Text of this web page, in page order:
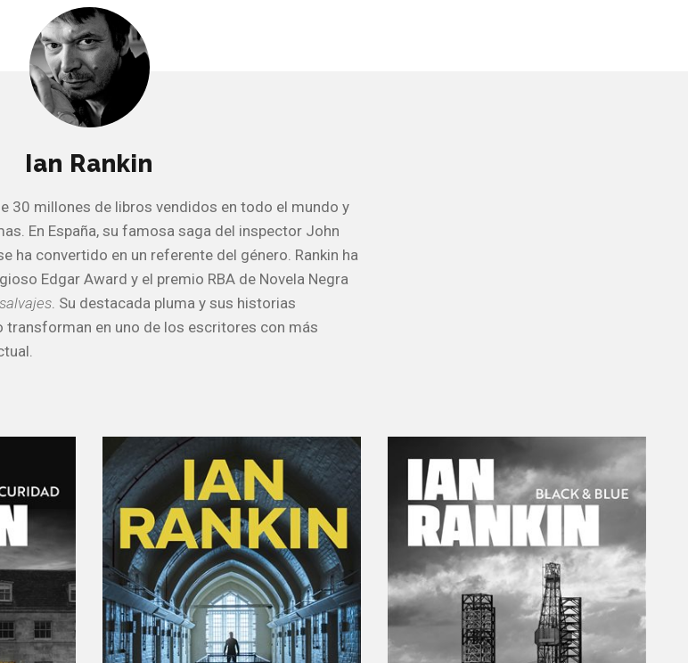
Ian Rankin
30 millones de libros vendidos en todo el mundo y
En España, su famosa saga del inspector John
ha convertido en un referente del género. Rankin ha
Edgar Award y el premio RBA de Novela Negra
. Su destacada pluma y sus historias
transforman en uno de los escritores con más